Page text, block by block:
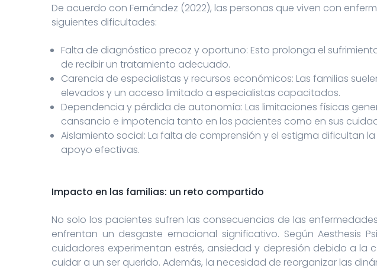
De acuerdo con Fernández (2022), las personas que viven con
siguientes dificultades:
Falta de diagnóstico precoz y oportuno: Esto prolonga el
de recibir un tratamiento adecuado.
Carencia de especialistas y recursos económicos: Las familias
elevados y un acceso limitado a especialistas capacitados.
Dependencia y pérdida de autonomía: Las limitaciones físicas
cansancio e impotencia tanto en los pacientes como en sus
Aislamiento social: La falta de comprensión y el estigma dificultan
apoyo efectivas.
Impacto en las familias: un reto compartido
No solo los pacientes sufren las consecuencias de las
enfrentan un desgaste emocional significativo. Según Aesthesis
cuidadores experimentan estrés, ansiedad y depresión debido a la
cuidar a un ser querido. Además, la necesidad de reorganizar las